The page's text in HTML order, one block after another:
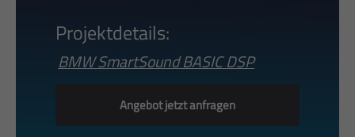
Projektdetails:
BMW SmartSound BASIC DSP
Angebot jetzt anfragen